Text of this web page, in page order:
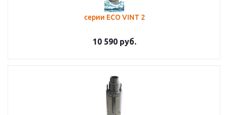
серии ЕСО VINT 2
10 590руб.